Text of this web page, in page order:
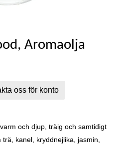
Aromaolja
oss för konto
och djup, träig och samtidigt
kanel, kryddnejlika, jasmin,